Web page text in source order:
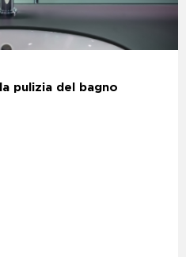
pulizia del bagno